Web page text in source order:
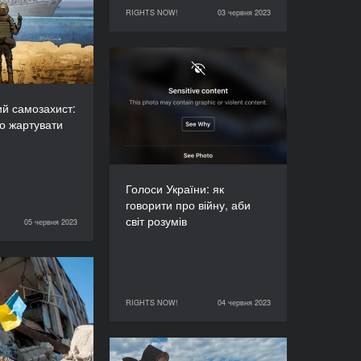
RIGHTS NOW! 03 червня 2023
RIGHTS NOW!
03 червня 2023
самозахист:
жартувати
05 червня 2023
чому
про
війну
ТРИВАЛІСТЬ
90’
RIGHTS NOW!
Голоси України: як
говорити про війну, аби
світ розумів
RIGHTS NOW! 04 червня 2023
Голоси України: як
говорити про війну, аби
світ розумів
RIGHTS NOW!
04 червня 2023
України на
які перші
зробити
ТРИВАЛІСТЬ